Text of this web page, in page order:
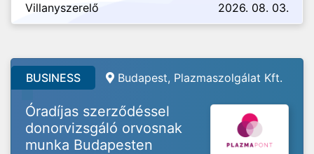
Villanyszerelő 2026. 08. 03.
BUSINESS Budapest, Plazmaszolgálat Kft.
Óradíjas szerződéssel
donorvizsgáló orvosnak
munka Budapesten